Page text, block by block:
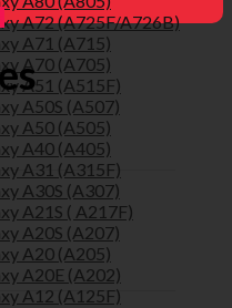
A72 (A725F/A726B)
A71 (A715)
A70 (A705)
A51 (A515F)
A50S (A507)
A50 (A505)
A40 (A405)
A31 (A315F)
A30S (A307)
A21S ( A217F)
A20S (A207)
A20 (A205)
A20E (A202)
A12 (A125F)